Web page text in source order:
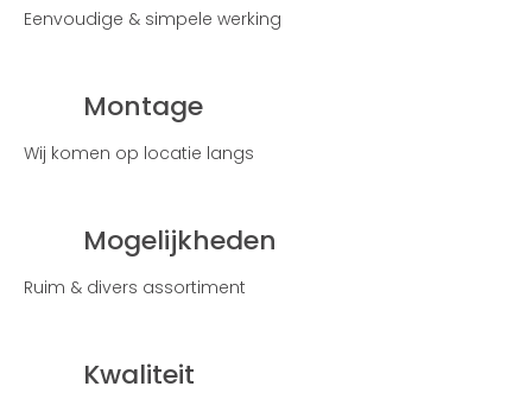
Eenvoudige & simpele werking
Montage
Wij komen op locatie langs
Mogelijkheden
Ruim & divers assortiment
Kwaliteit